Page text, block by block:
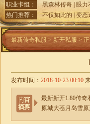
职业卡组：
黑森林传奇 眼力
热门推荐：
不仅如此的 变态
最新传奇私服 > 新开私服 >
发布时间： 2018-10-23 00:10
最新新开1.80传
原城大苍月岛雪